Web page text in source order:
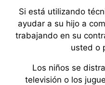
Si está utilizando
ayudar a su hijo a
trabajando en su
usted o
Los niños se
televisión o los